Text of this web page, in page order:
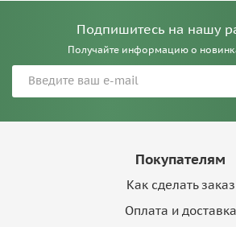
Подпишитесь на нашу
Получайте информацию о
Покупателям
Как сделать заказ
Оплата и доставка